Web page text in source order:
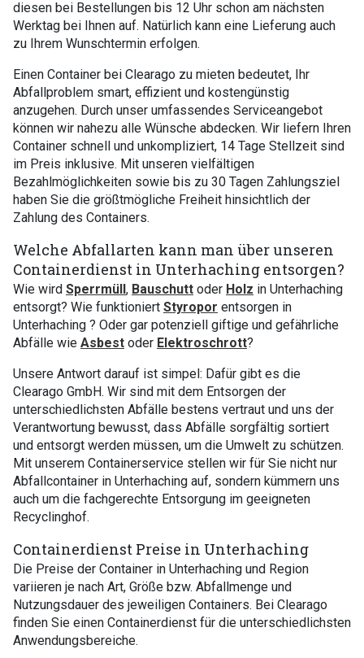
diesen bei Bestellungen bis 12 Uhr schon am nächsten
Werktag bei Ihnen auf. Natürlich kann eine Lieferung auch
zu Ihrem Wunschtermin erfolgen.
Einen Container bei Clearago zu mieten bedeutet, Ihr
Abfallproblem smart, effizient und kostengünstig
anzugehen. Durch unser umfassendes Serviceangebot
können wir nahezu alle Wünsche abdecken. Wir liefern Ihren
Container schnell und unkompliziert, 14 Tage Stellzeit sind
im Preis inklusive. Mit unseren vielfältigen
Bezahlmöglichkeiten sowie bis zu 30 Tagen Zahlungsziel
haben Sie die größtmögliche Freiheit hinsichtlich der
Zahlung des Containers.
Welche Abfallarten kann man über unseren
Containerdienst in Unterhaching entsorgen?
Wie wird Sperrmüll , Bauschutt oder Holz in Unterhaching
entsorgt? Wie funktioniert Styropor entsorgen in
Unterhaching ? Oder gar potenziell giftige und gefährliche
Abfälle wie Asbest oder Elektroschrott?
Unsere Antwort darauf ist simpel: Dafür gibt es die
Clearago GmbH. Wir sind mit dem Entsorgen der
unterschiedlichsten Abfälle bestens vertraut und uns der
Verantwortung bewusst, dass Abfälle sorgfältig sortiert
und entsorgt werden müssen, um die Umwelt zu schützen.
Mit unserem Containerservice stellen wir für Sie nicht nur
Abfallcontainer in Unterhaching auf, sondern kümmern uns
auch um die fachgerechte Entsorgung im geeigneten
Recyclinghof.
Containerdienst Preise in Unterhaching
Die Preise der Container in Unterhaching und Region
variieren je nach Art, Größe bzw. Abfallmenge und
Nutzungsdauer des jeweiligen Containers. Bei Clearago
finden Sie einen Containerdienst für die unterschiedlichsten
Anwendungsbereiche.